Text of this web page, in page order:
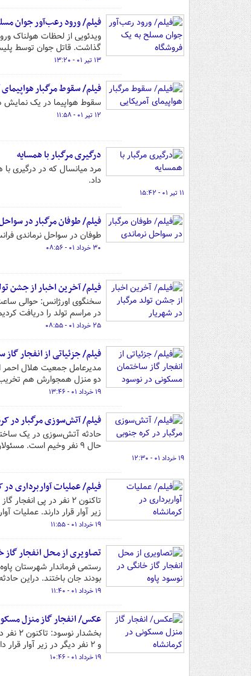
فیلم/ ورود رعب‌آور جوان
گذاشت. قاتل جوان توسط
۱۳ تیر ۰۱ - ۱۳:۲۰
فیلم/ سقوط مرگبار هواپیمای
سقوط هواپیما در یک نمایش
۱۲ تیر ۰۱ - ۱۱:۵۸
درگیری مرگبار با همسایه
داد.
۱۱ تیر ۰۱ - ۱۵:۴۲
فیلم/ طوفان مرگبار در
طوفان در سواحل نرماندی
۳۰ خرداد ۰۱ - ۰۸:۵۶
فیلم/ آخرین اخبار از جشن
در مراسم تولد را دریافت کردیم. در این حادثه ۳
۲۵ خرداد ۰۱ - ۰۸:۵۵
فیلم/ جزئیاتی از انفجار
مدیرعامل جمعیت هلال احمر
دو منزل همجوارش هم
۱۹ خرداد ۰۱ - ۱۳:۴۶
فیلم/ آتش‌سوزی مرگبار در
حال ۹ نفر وخیم است. مسئولان در حال بررسی علت آتش‌سوزی هستند.
۱۹ خرداد ۰۱ - ۱۲:۳۰
فیلم/ عملیات آواربرداری در
زیر آوار قرار دارند. عملیات
۱۹ خرداد ۰۱ - ۱۱:۵۵
تصاویری از محل انفجار گاز
بودند جان باختند. دراین حادثه هشت نفر زیر
۱۹ خرداد ۰۱ - ۱۱:۴۰
عکس/ انفجار گاز منزل
و ۲ نفر دیگر در زیر آوار قرار دارند.
۱۹ خرداد ۰۱ - ۱۰:۴۶